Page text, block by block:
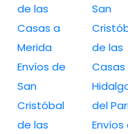
de las
Casas a
Merida
Envíos de
San
Cristóbal
de las
San
de las
Casas
del
Envíos